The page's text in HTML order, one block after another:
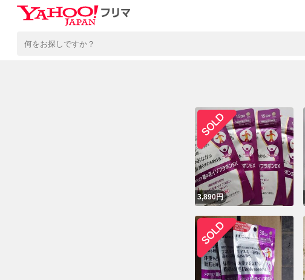
3,890円